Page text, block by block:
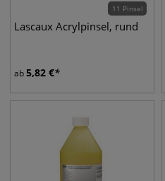
11 Pinsel
Lascaux Acrylpinsel, rund
ab5,82 €